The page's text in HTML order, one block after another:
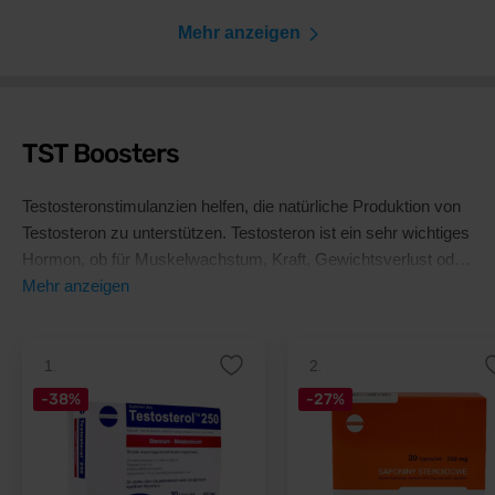
Mehr anzeigen
TST Boosters
Testosteronstimulanzien helfen, die natürliche Produktion von
Testosteron zu unterstützen. Testosteron ist ein sehr wichtiges
Hormon, ob für Muskelwachstum, Kraft, Gewichtsverlust oder
Regeneration. Neben der Unterstützung der natürlichen
Mehr anzeigen
1.
-38%
2.
-27%